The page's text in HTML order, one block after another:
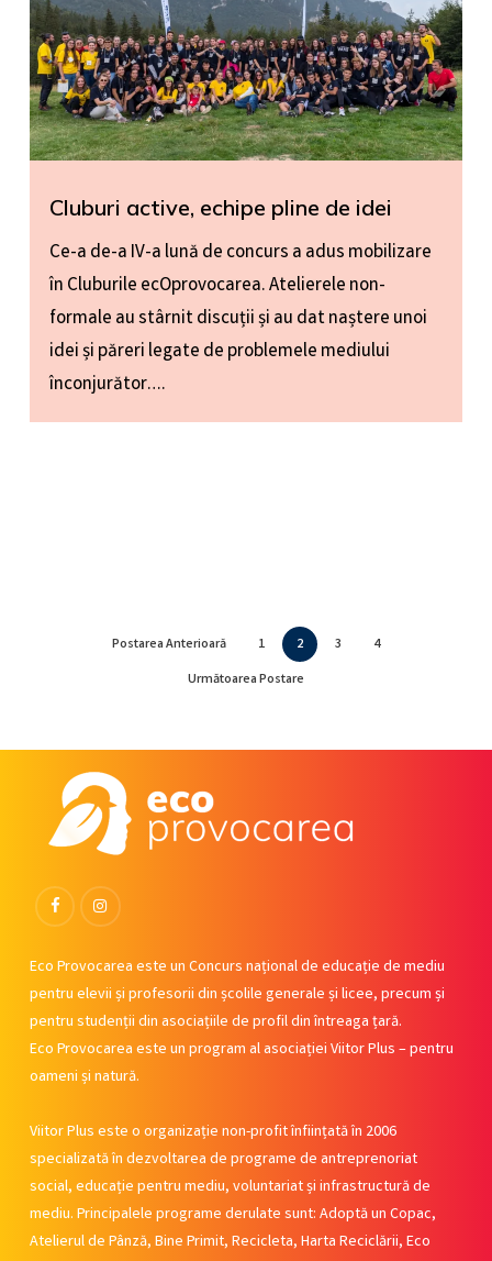
Cluburi active, echipe pline de idei
Ce-a de-a IV-a lună de concurs a adus mobilizare
în Cluburile ecOprovocarea. Atelierele non-
formale au stârnit discuții și au dat naștere unoi
idei și păreri legate de problemele mediului
înconjurător….
Postarea Anterioară 1 2 3
4
Următoarea Postare
FacebookInstagram
Eco Provocarea este un Concurs național de educație de mediu
pentru elevii și profesorii din școlile generale și licee, precum și
pentru studenții din asociațiile de profil din întreaga țară.
Eco Provocarea este un program al asociației Viitor Plus – pentru
oameni și natură.
Viitor Plus este o organizație non-profit înființată în 2006
specializată în dezvoltarea de programe de antreprenoriat
social, educație pentru mediu, voluntariat și infrastructură de
mediu. Principalele programe derulate sunt: Adoptă un Copac,
Atelierul de Pânză, Bine Primit, Recicleta, Harta Reciclării, Eco